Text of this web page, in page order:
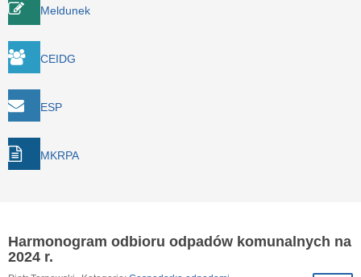
Meldunek
CEIDG
ESP
MKRPA
Harmonogram odbioru odpadów komunalnych na
2024 r.